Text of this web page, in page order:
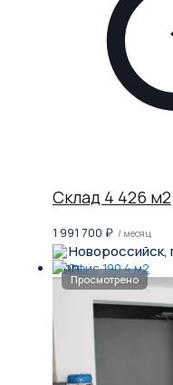
Склад 4 426 м2
1 991 700 ₽ / месяц
Новороссийск,